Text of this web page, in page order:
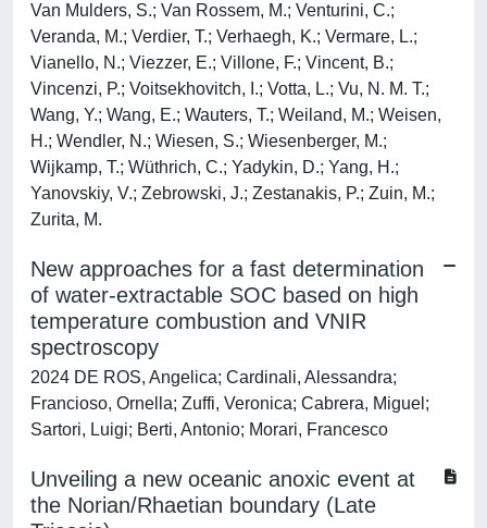
Van Mulders, S.; Van Rossem, M.; Venturini, C.;
Veranda, M.; Verdier, T.; Verhaegh, K.; Vermare, L.;
Vianello, N.; Viezzer, E.; Villone, F.; Vincent, B.;
Vincenzi, P.; Voitsekhovitch, I.; Votta, L.; Vu, N. M. T.;
Wang, Y.; Wang, E.; Wauters, T.; Weiland, M.; Weisen,
H.; Wendler, N.; Wiesen, S.; Wiesenberger, M.;
Wijkamp, T.; Wüthrich, C.; Yadykin, D.; Yang, H.;
Yanovskiy, V.; Zebrowski, J.; Zestanakis, P.; Zuin, M.;
Zurita, M.
New approaches for a fast determination
of water-extractable SOC based on high
temperature combustion and VNIR
spectroscopy
2024 DE ROS, Angelica; Cardinali, Alessandra;
Francioso, Ornella; Zuffi, Veronica; Cabrera, Miguel;
Sartori, Luigi; Berti, Antonio; Morari, Francesco
Unveiling a new oceanic anoxic event at
the Norian/Rhaetian boundary (Late